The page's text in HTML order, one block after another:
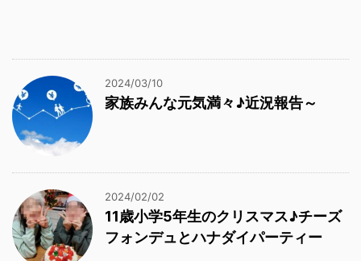
2024/03/10
家族みんな元気満々♪近況報告～
2024/02/02
11歳小学5年生のクリスマス♪チーズ
フォンデュとハナダイパーティー